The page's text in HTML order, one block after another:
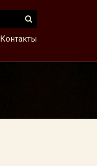
Контакты